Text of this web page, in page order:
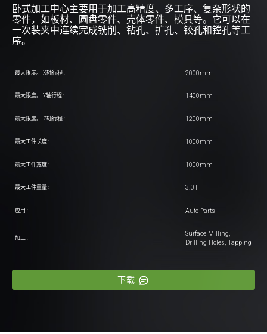
卧式加工中心主要用于加工高精度、多工序、复杂形状的
零件，如板材、圆盘零件、壳体零件、模具等。它可以在
一次装夹中连续完成铣削、钻孔、扩孔、铰孔和镗孔等工
序。
最大限度。 X轴行程 : 2000mm
最大限度。 Y轴行程 : 1400mm
最大限度。 Z轴行程 : 1200mm
最大工件长度 : 1000mm
最大工件宽度 : 1000mm
最大工件重量 : 3.0T
应用 : Auto Parts
加工 :
Surface Milling,
Drilling Holes, Tapping
下载